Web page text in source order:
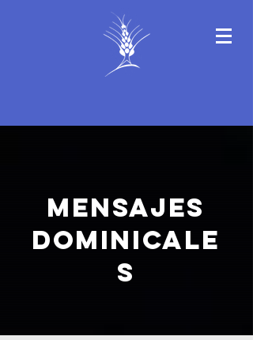
MENSAJES
DOMINICALE
S